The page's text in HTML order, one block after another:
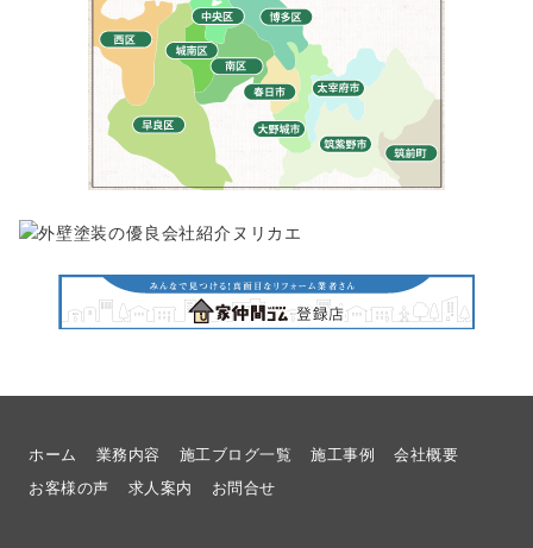
ホーム 業務内容 施工ブログ一覧 施工事例
会社概要
お客様の声
求人案内 お問合せ